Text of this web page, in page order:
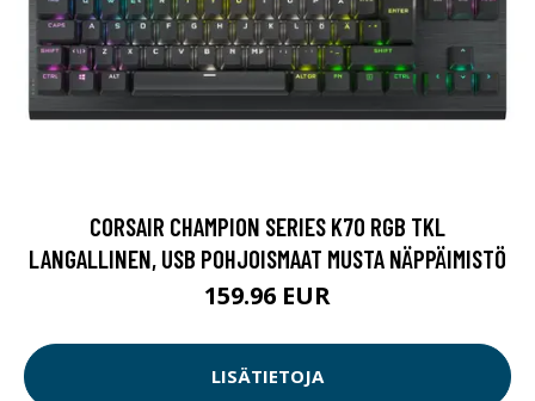
CORSAIR CHAMPION SERIES K70 RGB TKL
LANGALLINEN, USB POHJOISMAAT MUSTA NÄPPÄIMISTÖ
159.96 EUR
LISÄTIETOJA